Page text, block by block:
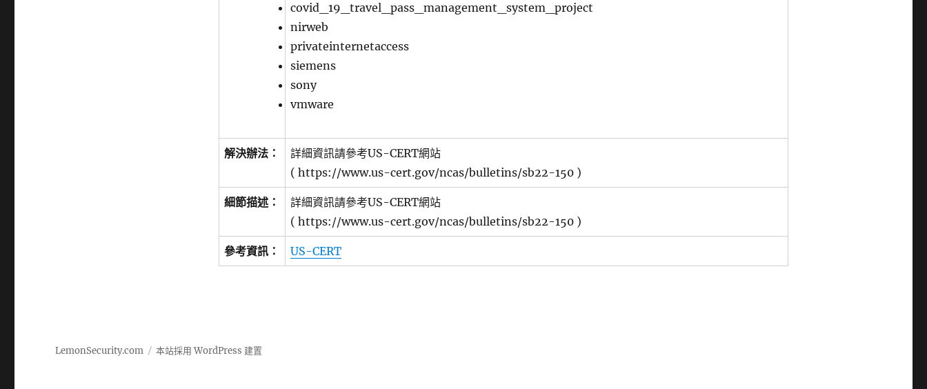
covid_19_travel_pass_management_system_project
nirweb
privateinternetaccess
siemens
sony
vmware
解決辦法：
詳細資訊請參考US-CERT網站
( https://www.us-cert.gov/ncas/bulletins/sb22-150 )
細節描述：
詳細資訊請參考US-CERT網站
( https://www.us-cert.gov/ncas/bulletins/sb22-150 )
參考資訊： US-CERT
LemonSecurity.com 本站採用 WordPress 建置